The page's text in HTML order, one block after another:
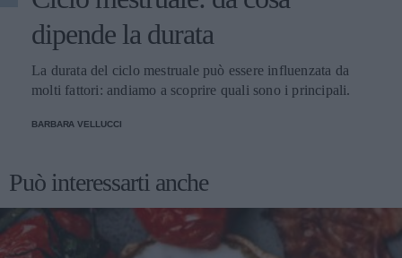
dipende la durata
La durata del ciclo mestruale può essere influenzata da
molti fattori: andiamo a scoprire quali sono i principali.
BARBARA VELLUCCI
Può interessarti anche